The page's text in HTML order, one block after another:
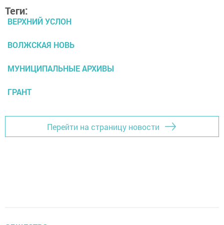
Теги:
ВЕРХНИЙ УСЛОН
ВОЛЖСКАЯ НОВЬ
МУНИЦИПАЛЬНЫЕ АРХИВЫ
ГРАНТ
Перейти на страницу новости